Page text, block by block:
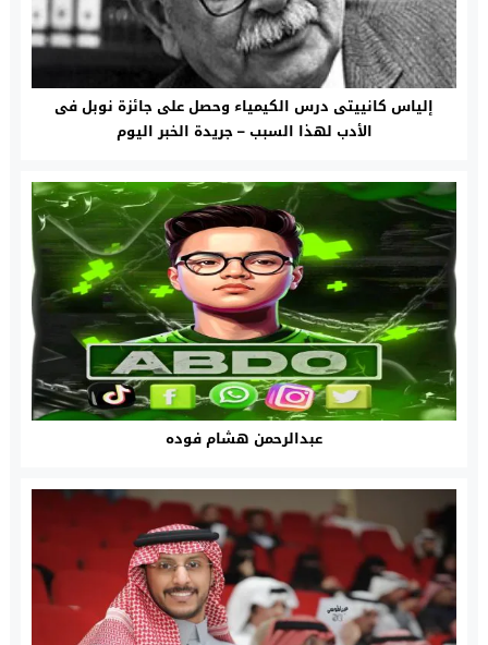
إلياس كانييتى درس الكيمياء وحصل على جائزة نوبل فى
الأدب لهذا السبب – جريدة الخبر اليوم
عبدالرحمن هشام فوده